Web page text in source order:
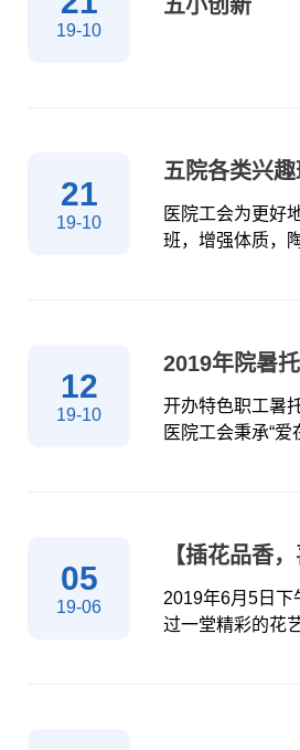
19-10
五小创新
21
19-10
五院各类兴
医院工会为更好
班，增强体质，
悠扬的乐曲，正
的音色优美，音
的，我院特聘请
12
19-10
2019年院暑
开办特色职工暑
医院工会秉承“
心，保证孩子吃
本阅读、科学实
乐趣让孩子们学
05
19-06
【插花品香
2019年6月5日下
过一堂精彩的花